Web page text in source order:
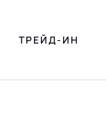
ТРЕЙД-ИН